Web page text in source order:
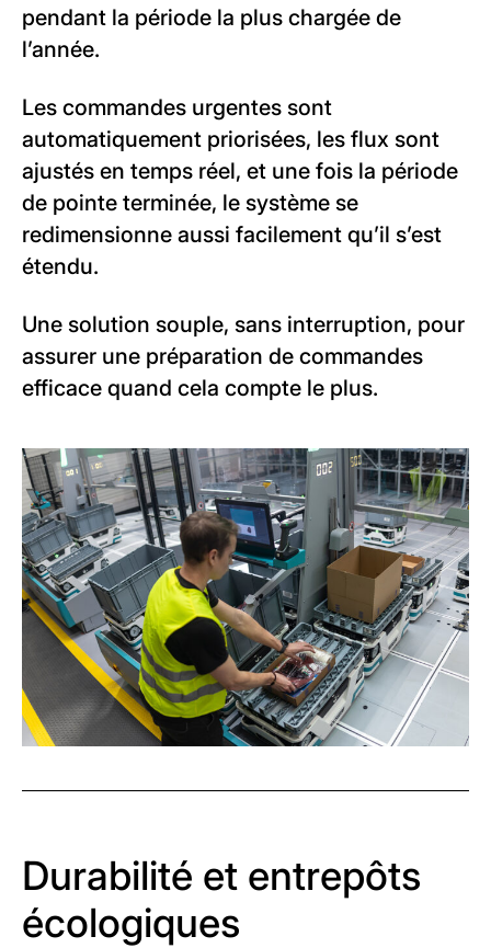
pendant la période la plus chargée de
l’année.
Les commandes urgentes sont
automatiquement priorisées, les flux sont
ajustés en temps réel, et une fois la période
de pointe terminée, le système se
redimensionne aussi facilement qu’il s’est
étendu.
Une solution souple, sans interruption, pour
assurer une préparation de commandes
efficace quand cela compte le plus.
Durabilité et entrepôts
écologiques